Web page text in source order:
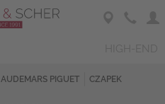
AUDEMARS PIGUET CZAPEK